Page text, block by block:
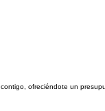
ofreciéndote un